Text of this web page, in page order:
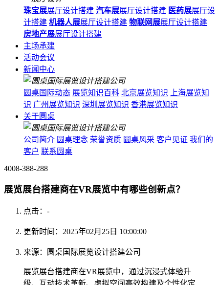
珠宝展展厅设计搭建 汽车展展厅设计搭建 医药展展厅设
计搭建 机器人展展厅设计搭建 物联网展展厅设计搭建
房地产展展厅设计搭建
主场承建
活动会议
新闻中心
圆桌国际动态 展览知识百科 北京展览知识
上海展览知
识 广州展览知识 深圳展览知识 香港展览知识
关于圆桌
公司简介 圆桌理念 荣誉资质 圆桌风采 客户见证 我们的
客户 联系圆桌
4008-388-288
展览展台搭建商在VR展览中有哪些创新点？
点击： -
更新时间：2025年02月25日 10:00:00
来源：圆桌国际展览设计搭建公司
展览展台搭建商在VR展览中，通过沉浸式体验升